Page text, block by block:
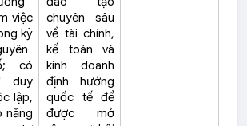
việc
kỷ
có
duy
lập,
năng
chuyên sâu
về tài chính,
kế toán và
kinh doanh
định hướng
quốc tế để
được mở